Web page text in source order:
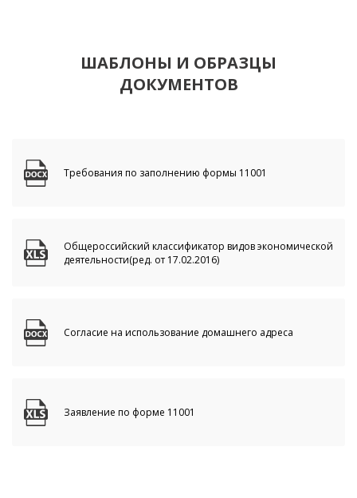
ШАБЛОНЫ И ОБРАЗЦЫ
ДОКУМЕНТОВ
Требования по заполнению формы 11001
Общероссийский классификатор видов экономической
деятельности(ред. от 17.02.2016)
Согласие на использование домашнего адреса
Заявление по форме 11001